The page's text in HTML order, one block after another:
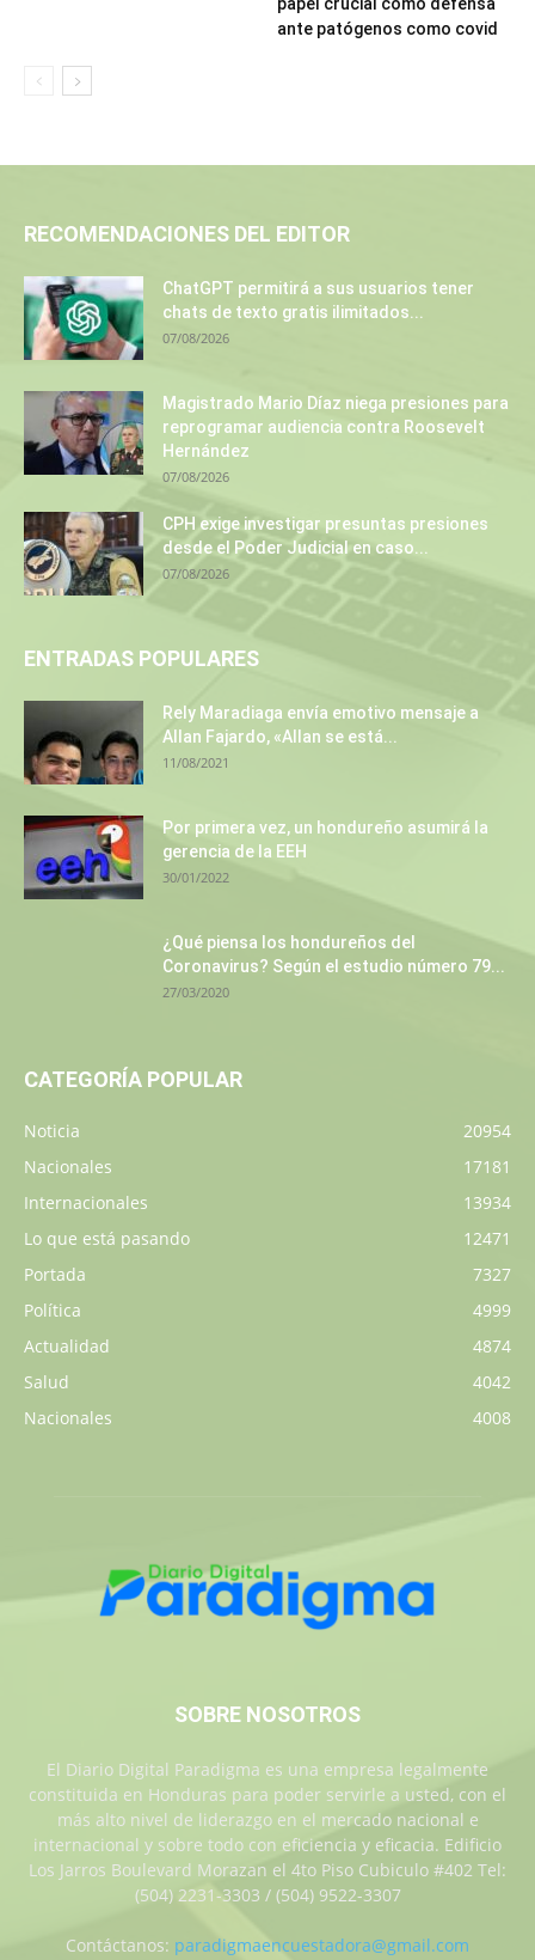
ante patógenos como covid
RECOMENDACIONES DEL EDITOR
ChatGPT permitirá a sus usuarios tener
chats de texto gratis ilimitados...
07/08/2026
Magistrado Mario Díaz niega presiones para
reprogramar audiencia contra Roosevelt
Hernández
07/08/2026
CPH exige investigar presuntas presiones
desde el Poder Judicial en caso...
07/08/2026
ENTRADAS POPULARES
Rely Maradiaga envía emotivo mensaje a
Allan Fajardo, «Allan se está...
11/08/2021
Por primera vez, un hondureño asumirá la
gerencia de la EEH
30/01/2022
¿Qué piensa los hondureños del
Coronavirus? Según el estudio número 79...
27/03/2020
CATEGORÍA POPULAR
Noticia
20954
Nacionales
17181
Internacionales
13934
Lo que está pasando
12471
Portada
7327
Política
4999
Actualidad
4874
Salud
4042
Nacionales
4008
SOBRE NOSOTROS
El Diario Digital Paradigma es una empresa legalmente
constituida en Honduras para poder servirle a usted, con el
más alto nivel de liderazgo en el mercado nacional e
internacional y sobre todo con eficiencia y eficacia. Edificio
Los Jarros Boulevard Morazan el 4to Piso Cubiculo #402 Tel:
(504) 2231-3303 / (504) 9522-3307
Contáctanos: paradigmaencuestadora@gmail.com